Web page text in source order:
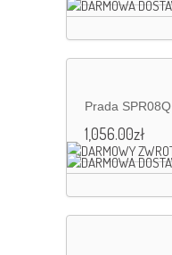
Prada SPR08Q
1,056.00zł